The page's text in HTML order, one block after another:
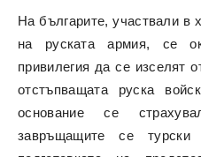
На българите, участвали в
на руската армия, се
привилегия да се изселят
отстъпващата руска
основание се
завръщащите се